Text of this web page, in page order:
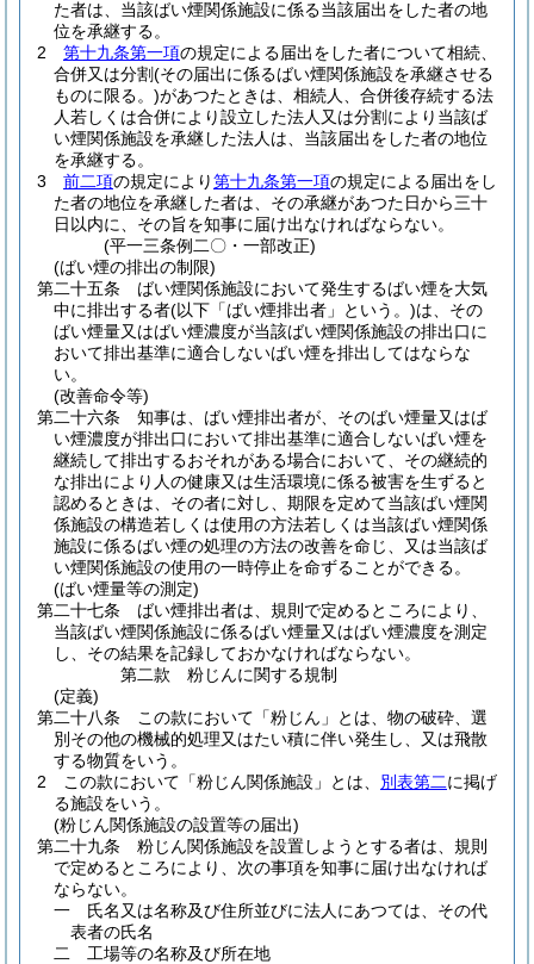
た者は、当該ばい煙関係施設に係る当該届出をした者の地
位を承継する。
2
第十九条第一項の規定による届出をした者について相続、
合併又は分割(その届出に係るばい煙関係施設を承継させる
ものに限る。)があつたときは、相続人、合併後存続する法
人若しくは合併により設立した法人又は分割により当該ば
い煙関係施設を承継した法人は、当該届出をした者の地位
を承継する。
3
前二項の規定により第十九条第一項の規定による届出をし
た者の地位を承継した者は、その承継があつた日から三十
日以内に、その旨を知事に届け出なければならない。
(平一三条例二〇・一部改正)
(ばい煙の排出の制限)
第二十五条
ばい煙関係施設において発生するばい煙を大気
中に排出する者(以下「ばい煙排出者」という。)は、その
ばい煙量又はばい煙濃度が当該ばい煙関係施設の排出口に
おいて排出基準に適合しないばい煙を排出してはならな
い。
(改善命令等)
第二十六条
知事は、ばい煙排出者が、そのばい煙量又はば
い煙濃度が排出口において排出基準に適合しないばい煙を
継続して排出するおそれがある場合において、その継続的
な排出により人の健康又は生活環境に係る被害を生ずると
認めるときは、その者に対し、期限を定めて当該ばい煙関
係施設の構造若しくは使用の方法若しくは当該ばい煙関係
施設に係るばい煙の処理の方法の改善を命じ、又は当該ば
い煙関係施設の使用の一時停止を命ずることができる。
(ばい煙量等の測定)
第二十七条
ばい煙排出者は、規則で定めるところにより、
当該ばい煙関係施設に係るばい煙量又はばい煙濃度を測定
し、その結果を記録しておかなければならない。
第二款
粉じんに関する規制
(定義)
第二十八条
この款において「粉じん」とは、物の破砕、選
別その他の機械的処理又はたい積に伴い発生し、又は飛散
する物質をいう。
2
この款において「粉じん関係施設」とは、 別表第二に掲げ
る施設をいう。
(粉じん関係施設の設置等の届出)
第二十九条
粉じん関係施設を設置しようとする者は、規則
で定めるところにより、次の事項を知事に届け出なければ
ならない。
一
氏名又は名称及び住所並びに法人にあつては、その代
表者の氏名
二
工場等の名称及び所在地